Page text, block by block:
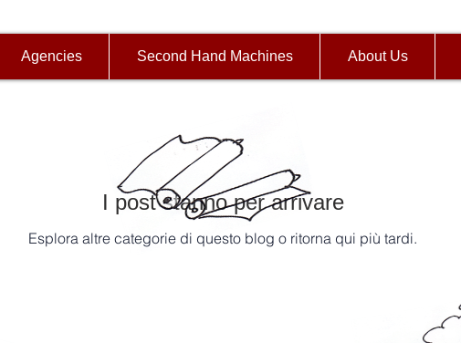
Agencies Second Hand Machines About Us
I post stanno per arrivare
Esplora altre categorie di questo blog o ritorna qui più tardi.